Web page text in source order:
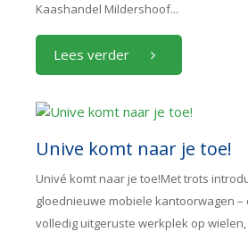
Kaashandel Mildershoof...
Lees verder
Unive komt naar je toe!
Univé komt naar je toe!Met trots
gloednieuwe mobiele kantoorwagen
volledig uitgeruste werkplek op